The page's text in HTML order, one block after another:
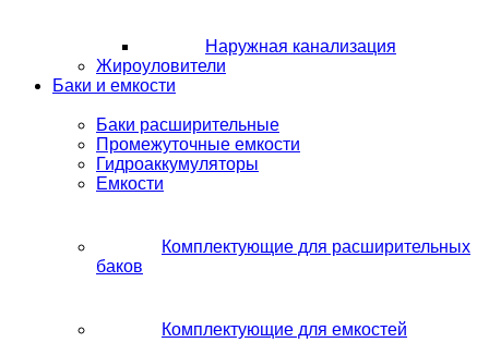
Наружная канализация
Жироуловители
Баки и емкости
Баки расширительные
Промежуточные емкости
Гидроаккумуляторы
Емкости
Комплектующие для расширительных
баков
Комплектующие для емкостей